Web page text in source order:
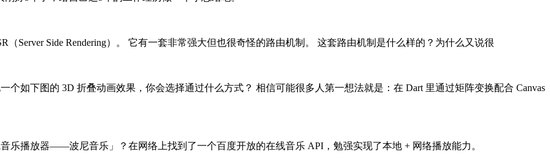
（Server Side Rendering）。 它有一套非常强大但也很奇怪的路由机制。 这套路由机制是什么样的？为什么又说很
个如下图的 3D 折叠动画效果，你会选择通过什么方式？ 相信可能很多人第一想法就是：在 Dart 里通过矩阵变换配合 Canvas
乐播放器——波尼音乐」？在网络上找到了一个百度开放的在线音乐 API，勉强实现了本地 + 网络播放能力。